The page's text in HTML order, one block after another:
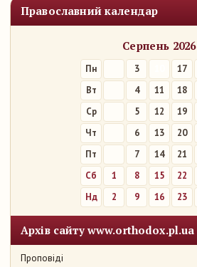
Православний календар
Серпень 2026
Пн 3 17
Вт
4 11 18
Ср
5 12 19
Чт
6 13 20
Пт
7 14 21
Сб
1 8 15 22
Нд
2 9 16 23
Архів сайту www.orthodox.pl.ua
Проповіді